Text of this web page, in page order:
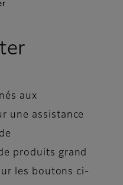
aux
une assistance
produits grand
les boutons ci-